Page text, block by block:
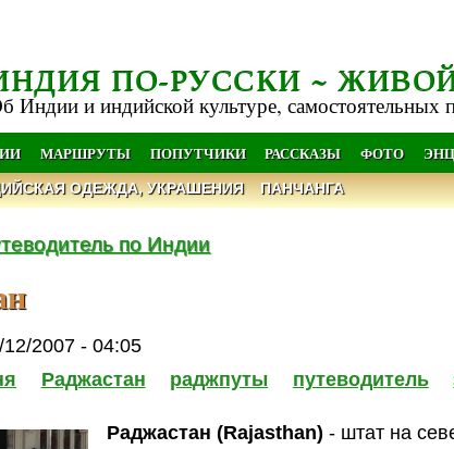
ПО-РУССКИ ~
Индии и индийской культуре, самостоятельных
МАРШРУТЫ ПОПУТЧИКИ РАССКАЗЫ ФОТО
ОДЕЖДА, УКРАШЕНИЯ ПАНЧАНГА
по Индии
2007 - 04:05
Раджастан раджпуты путеводитель
Раджастан (Rajasthan)- штат на